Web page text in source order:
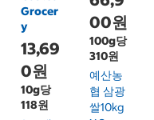
Grocer
y
13,69
0원
10g당
118원
00원
100g당
310원
예산농
협 삼광
쌀10kg